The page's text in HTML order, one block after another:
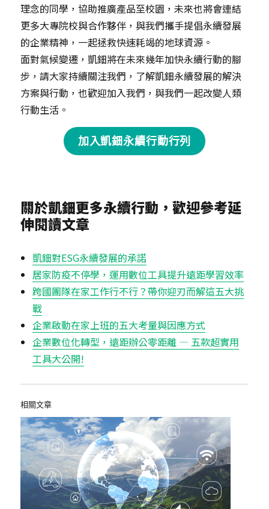
理念的同學，協助推廣產品至校園，未來也將會連結
更多大專院校與合作夥伴，與我們攜手提倡永續發展
的企業精神，一起拯救快速耗竭的地球資源。
面對氣候變遷，凱鈿將在未來幾年加快永續行動的腳
步，請大家持續關注我們，了解凱鈿永續發展的解決
方案與行動，也歡迎加入我們，與我們一起改變人類
行動生活。
加入凱鈿永續行動行列
關於凱鈿更多永續行動，歡迎參考延
伸閱讀文章
凱鈿對ESG永續發展的承諾
居家防疫不停學，運用數位工具提升遠距學習效率
跨國團隊在家工作行不行？帶你迎刃而解這五大挑
戰
企業啟動在家上班的五大考量與因應方式
企業數位化轉型，遠距辦公零距離 — 五款超實用
工具大公開!
相關文章